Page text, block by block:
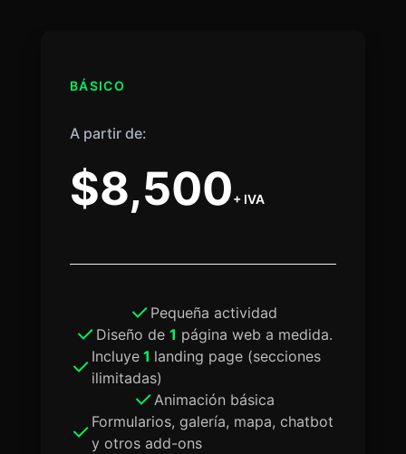
BÁSICO
A partir de:
$8,500+ IVA
Pequeña actividad
Diseño de 1 página web a medida.
Incluye1 landing page (secciones
ilimitadas)
Animación básica
Formularios, galería, mapa, chatbot
y otros add-ons